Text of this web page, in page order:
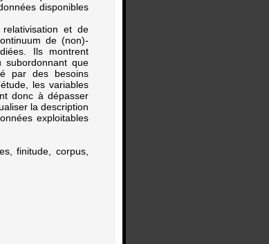
disponibles
et de
de (non)-
Ils montrent
subordonnant que
par des besoins
les variables
donc à dépasser
la description
exploitables
finitude, corpus,